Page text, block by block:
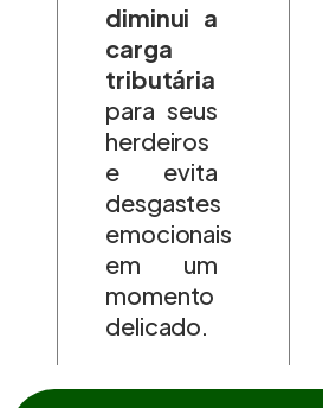
diminui a
carga
tributária
para seus
herdeiros
e evita
desgastes
emocionais
em um
momento
delicado.